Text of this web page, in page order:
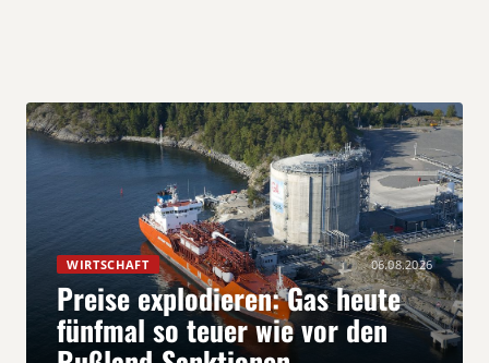
WIRTSCHAFT 06.08.2026
Preise explodieren: Gas heute
fünfmal so teuer wie vor den